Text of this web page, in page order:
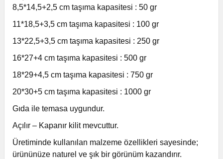
8,5*14,5+2,5 cm taşıma kapasitesi : 50 gr
11*18,5+3,5 cm taşıma kapasitesi : 100 gr
13*22,5+3,5 cm taşıma kapasitesi : 250 gr
16*27+4 cm taşıma kapasitesi : 500 gr
18*29+4,5 cm taşıma kapasitesi : 750 gr
20*30+5 cm taşıma kapasitesi : 1000 gr
Gıda ile temasa uygundur.
Açılır – Kapanır kilit mevcuttur.
Üretiminde kullanılan malzeme özellikleri sayesinde;
ürününüze naturel ve şık bir görünüm kazandırır.